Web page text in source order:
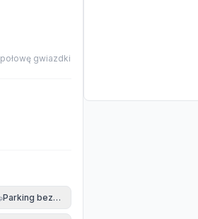
gwiazdki
Parking bezpłatny